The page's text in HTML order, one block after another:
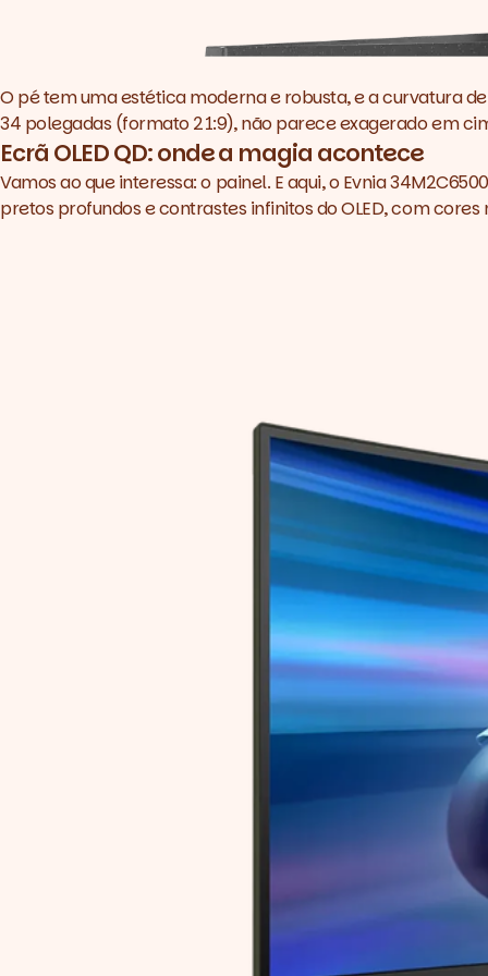
O pé tem uma estética moderna e robusta, e a curvatura
34 polegadas (formato 21:9), não parece exagerado em
Ecrã OLED QD: onde a magia acontece
Vamos ao que interessa: o painel. E aqui, o Evnia
pretos profundos e contrastes infinitos do OLED, com